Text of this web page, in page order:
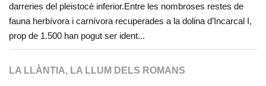
darreries del pleistocè inferior.Entre les nombroses restes de
fauna herbívora i carnívora recuperades a la dolina d’Incarcal I,
prop de 1.500 han pogut ser ident...
LA LLÀNTIA, LA LLUM DELS ROMANS